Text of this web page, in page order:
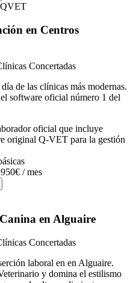
en Centros
Concertadas
de las clínicas más modernas.
software oficial número 1 del
oficial que incluye
original Q-VET para la gestión
/ mes
en Alguaire
Concertadas
laboral en en Alguaire.
y domina el estilismo